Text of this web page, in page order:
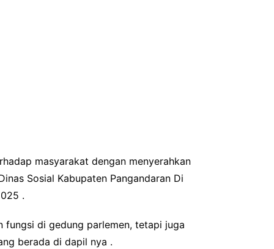
masyarakat dengan menyerahkan
Sosial Kabupaten Pangandaran Di
.
fungsi di gedung parlemen, tetapi juga
berada di dapil nya .